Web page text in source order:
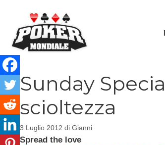
contenuto
Sunday
scioltezza
3 Luglio 2012 di Gianni
Spread the love